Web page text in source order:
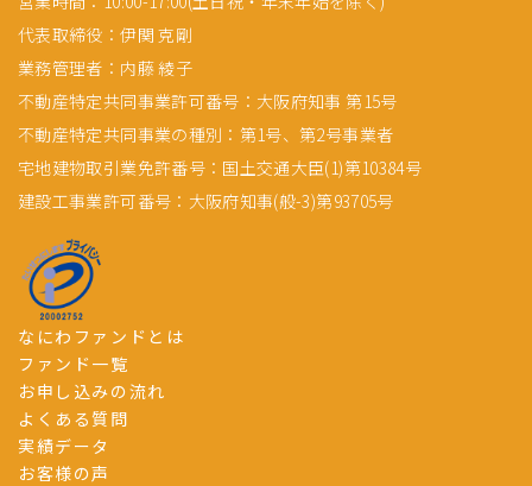
代表取締役：伊関 克剛
業務管理者：内藤 綾子
不動産特定共同事業許可番号：大阪府知事 第15号
不動産特定共同事業の種別：第1号、第2号事業者
宅地建物取引業免許番号：国土交通大臣(1)第10384号
建設工事業許可番号：大阪府知事(般-3)第93705号
なにわファンドとは
ファンド一覧
お申し込みの流れ
よくある質問
実績データ
お客様の声